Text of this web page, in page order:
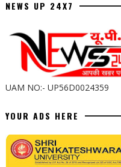
NEWS UP 24X7
UAM NO:- UP56D0024359
YOUR ADS HERE